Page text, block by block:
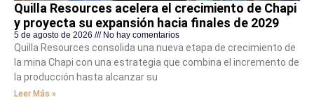
Quilla Resources acelera el crecimiento de Chapi
y proyecta su expansión hacia finales de 2029
5 de agosto de 2026 No hay comentarios
Quilla Resources consolida una nueva etapa de crecimiento de
la mina Chapi con una estrategia que combina el incremento de
la producción hasta alcanzar su
Leer Más »